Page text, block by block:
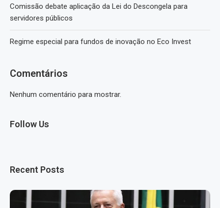
Comissão debate aplicação da Lei do Descongela para
servidores públicos
Regime especial para fundos de inovação no Eco Invest
Comentários
Nenhum comentário para mostrar.
Follow Us
Recent Posts